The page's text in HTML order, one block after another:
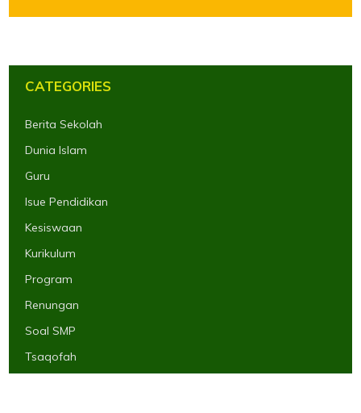
CATEGORIES
Berita Sekolah
Dunia Islam
Guru
Isue Pendidikan
Kesiswaan
Kurikulum
Program
Renungan
Soal SMP
Tsaqofah